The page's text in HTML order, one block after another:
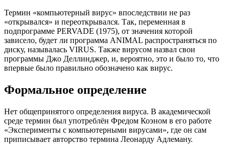
Термин «компьютерный вирус» впоследствии не раз
«открывался» и переоткрывался. Так, переменная в
подпрограмме PERVADE (1975), от значения которой
зависело, будет ли программа ANIMAL распространяться по
диску, называлась VIRUS. Также вирусом назвал свои
программы Джо Деллинджер, и, вероятно, это и было то, что
впервые было правильно обозначено как вирус.
Формальное определение
Нет общепринятого определения вируса. В академической
среде термин был употреблён Фредом Коэном в его работе
«Эксперименты с компьютерными вирусами», где он сам
приписывает авторство термина Леонарду Адлеману.